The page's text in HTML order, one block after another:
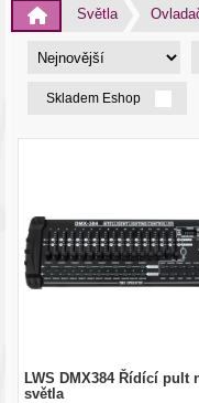
Zvuk&Studio
Světla
Skladem Eshop
LWS DMX384 Řídící pult
světla